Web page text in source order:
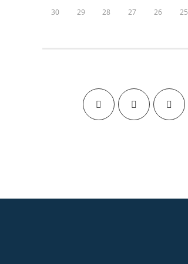
25
26
27
28
29
30